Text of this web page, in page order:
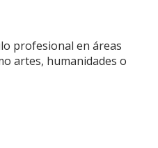
profesional en áreas
artes, humanidades o